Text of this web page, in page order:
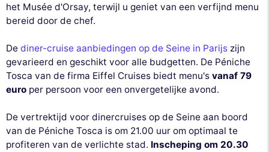
het Musée d'Orsay, terwijl u geniet van een verfijnd menu
bereid door de chef.
De diner-cruise aanbiedingen op de Seine in Parijs zijn
gevarieerd en geschikt voor alle budgetten. De Péniche
Tosca van de firma Eiffel Cruises biedt menu's vanaf 79
euro per persoon voor een onvergetelijke avond.
De vertrektijd voor dinercruises op de Seine aan boord
van de Péniche Tosca is om 21.00 uur om optimaal te
profiteren van de verlichte stad. Inscheping om 20.30